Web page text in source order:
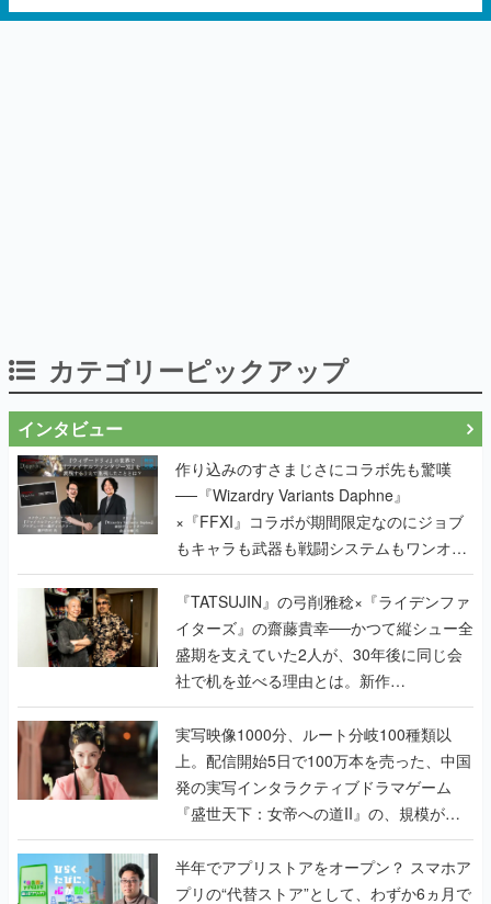
カテゴリーピックアップ
インタビュー
作り込みのすさまじさにコラボ先も驚嘆
──『Wizardry Variants Daphne』
×『FFXI』コラボが期間限定なのにジョブ
もキャラも武器も戦闘システムもワンオフ
で作り込まれた理由を両ディレクターに聞
く
『TATSUJIN』の弓削雅稔×『ライデンファ
イターズ』の齋藤貴幸──かつて縦シュー全
盛期を支えていた2人が、30年後に同じ会
社で机を並べる理由とは。新作
『TATSUJIN EXTREME』で初タッグを組
んだレジェンド2人に訊く開発秘話
実写映像1000分、ルート分岐100種類以
上。配信開始5日で100万本を売った、中国
発の実写インタラクティブドラマゲーム
『盛世天下：女帝への道II』の、規模が違
うこだわりをプロデューサーに聞いた
半年でアプリストアをオープン？ スマホア
プリの“代替ストア”として、わずか6ヵ月で